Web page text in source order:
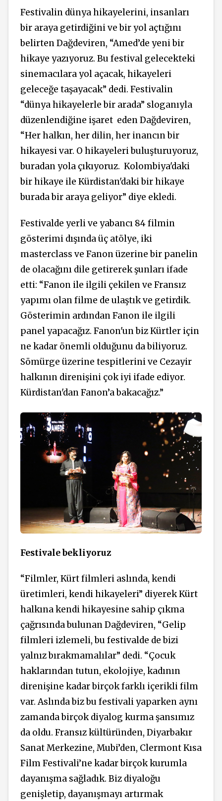
Festivalin dünya hikayelerini, insanları
bir araya getirdiğini ve bir yol açtığını
belirten Dağdeviren, “Amed’de yeni bir
hikaye yazıyoruz. Bu festival gelecekteki
sinemacılara yol açacak, hikayeleri
geleceğe taşayacak” dedi. Festivalin
“dünya hikayelerle bir arada” sloganıyla
düzenlendiğine işaret eden Dağdeviren,
“Her halkın, her dilin, her inancın bir
hikayesi var. O hikayeleri buluşturuyoruz,
buradan yola çıkıyoruz. Kolombiya'daki
bir hikaye ile Kürdistan'daki bir hikaye
burada bir araya geliyor” diye ekledi.
Festivalde yerli ve yabancı 84 filmin
gösterimi dışında üç atölye, iki
masterclass ve Fanon üzerine bir panelin
de olacağını dile getirerek şunları ifade
etti: “Fanon ile ilgili çekilen ve Fransız
yapımı olan filme de ulaştık ve getirdik.
Gösterimin ardından Fanon ile ilgili
panel yapacağız. Fanon'un biz Kürtler için
ne kadar önemli olduğunu da biliyoruz.
Sömürge üzerine tespitlerini ve Cezayir
halkının direnişini çok iyi ifade ediyor.
Kürdistan'dan Fanon’a bakacağız.”
Festivale bekliyoruz
“Filmler, Kürt filmleri aslında, kendi
üretimleri, kendi hikayeleri” diyerek Kürt
halkına kendi hikayesine sahip çıkma
çağrısında bulunan Dağdeviren, “Gelip
filmleri izlemeli, bu festivalde de bizi
yalnız bırakmamalılar” dedi. “Çocuk
haklarından tutun, ekolojiye, kadının
direnişine kadar birçok farklı içerikli film
var. Aslında biz bu festivali yaparken aynı
zamanda birçok diyalog kurma şansımız
da oldu. Fransız kültüründen, Diyarbakır
Sanat Merkezine, Mubi’den, Clermont Kısa
Film Festivali’ne kadar birçok kurumla
dayanışma sağladık. Biz diyaloğu
genişletip, dayanışmayı artırmak